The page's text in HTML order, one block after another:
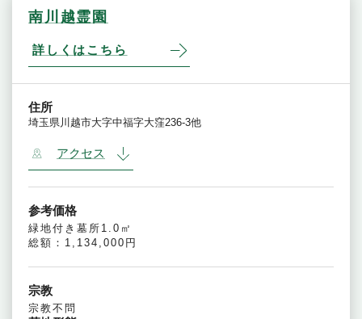
南川越霊園
詳しくはこちら
住所
埼玉県川越市大字中福字大窪236-3他
アクセス
参考価格
緑地付き墓所1.0㎡
総額：1,134,000円
宗教
宗教不問